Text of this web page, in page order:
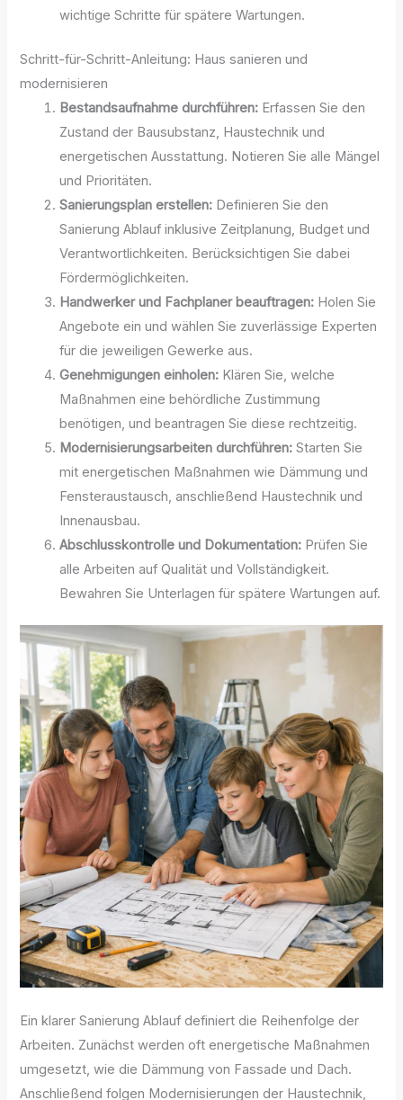
wichtige Schritte für spätere Wartungen.
Schritt-für-Schritt-Anleitung: Haus sanieren und
modernisieren
Bestandsaufnahme durchführen: Erfassen Sie den
Zustand der Bausubstanz, Haustechnik und
energetischen Ausstattung. Notieren Sie alle Mängel
und Prioritäten.
Sanierungsplan erstellen: Definieren Sie den
Sanierung Ablauf inklusive Zeitplanung, Budget und
Verantwortlichkeiten. Berücksichtigen Sie dabei
Fördermöglichkeiten.
Handwerker und Fachplaner beauftragen: Holen Sie
Angebote ein und wählen Sie zuverlässige Experten
für die jeweiligen Gewerke aus.
Genehmigungen einholen: Klären Sie, welche
Maßnahmen eine behördliche Zustimmung
benötigen, und beantragen Sie diese rechtzeitig.
Modernisierungsarbeiten durchführen: Starten Sie
mit energetischen Maßnahmen wie Dämmung und
Fensteraustausch, anschließend Haustechnik und
Innenausbau.
Abschlusskontrolle und Dokumentation: Prüfen Sie
alle Arbeiten auf Qualität und Vollständigkeit.
Bewahren Sie Unterlagen für spätere Wartungen auf.
Ein klarer Sanierung Ablauf definiert die Reihenfolge der
Arbeiten. Zunächst werden oft energetische Maßnahmen
umgesetzt, wie die Dämmung von Fassade und Dach.
Anschließend folgen Modernisierungen der Haustechnik,